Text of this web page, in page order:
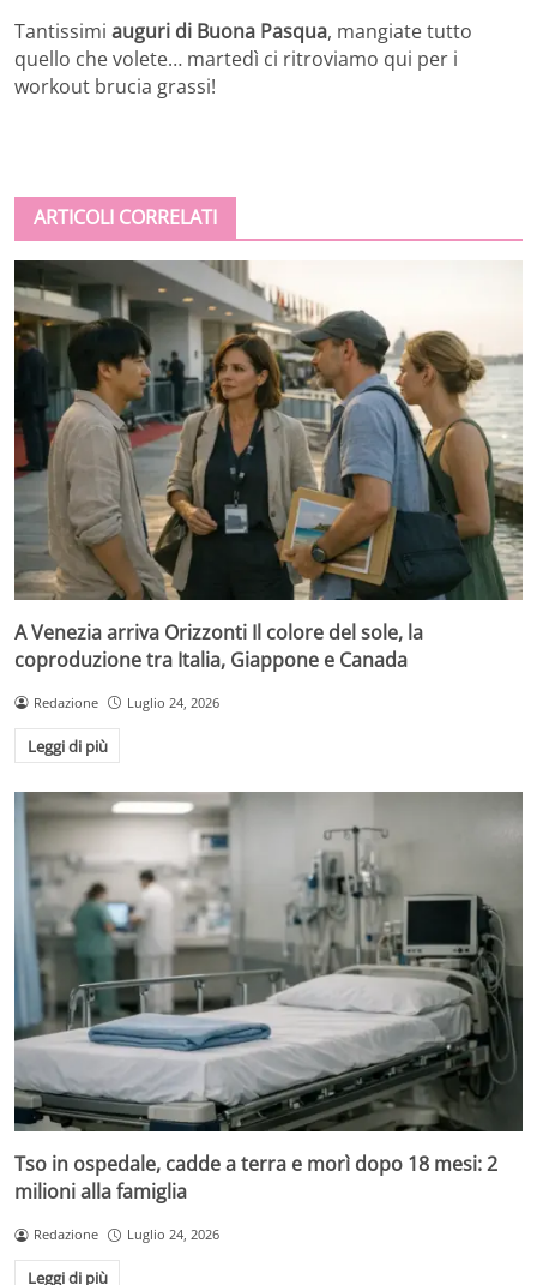
Tantissimi auguri di Buona Pasqua, mangiate tutto
quello che volete… martedì ci ritroviamo qui per i
workout brucia grassi!
ARTICOLI CORRELATI
A Venezia arriva Orizzonti Il colore del sole, la
coproduzione tra Italia, Giappone e Canada
Redazione Luglio 24, 2026
Leggi di più
Tso in ospedale, cadde a terra e morì dopo 18 mesi: 2
milioni alla famiglia
Redazione Luglio 24, 2026
Leggi di più